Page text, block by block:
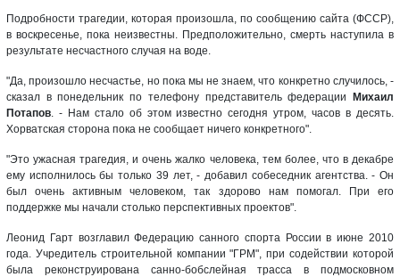
Подробности трагедии, которая произошла, по сообщению сайта (ФССР),
в воскресенье, пока неизвестны. Предположительно, смерть наступила в
результате несчастного случая на воде.
"Да, произошло несчастье, но пока мы не знаем, что конкретно случилось, -
сказал в понедельник по телефону представитель федерации
Михаил
Потапов. - Нам стало об этом известно сегодня утром, часов в десять.
Хорватская сторона пока не сообщает ничего конкретного".
"Это ужасная трагедия, и очень жалко человека, тем более, что в декабре
ему исполнилось бы только 39 лет, - добавил собеседник агентства. - Он
был очень активным человеком, так здорово нам помогал. При его
поддержке мы начали столько перспективных проектов".
Леонид Гарт возглавил Федерацию санного спорта России в июне 2010
года. Учредитель строительной компании "ГРМ", при содействии которой
была реконструирована санно-бобслейная трасса в подмосковном